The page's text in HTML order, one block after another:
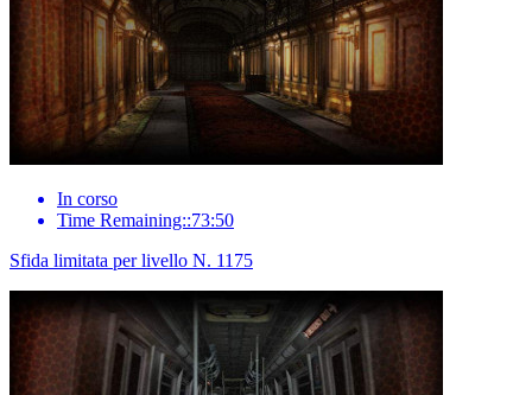
In corso
Time Remaining::73:50
Sfida limitata per livello N. 1175